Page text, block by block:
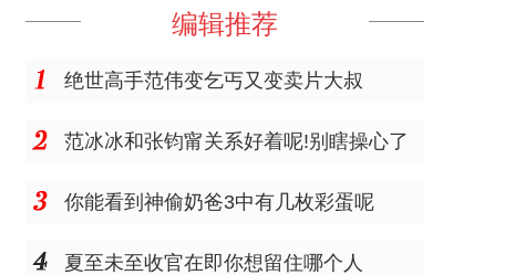
编辑推荐
绝世高手范伟变乞丐又变卖片大叔
范冰冰和张钧甯关系好着呢!别瞎操心了
你能看到神偷奶爸3中有几枚彩蛋呢
夏至未至收官在即你想留住哪个人